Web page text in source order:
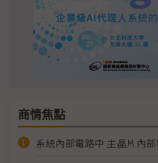
商情焦點
系統內部電路中 主晶片內